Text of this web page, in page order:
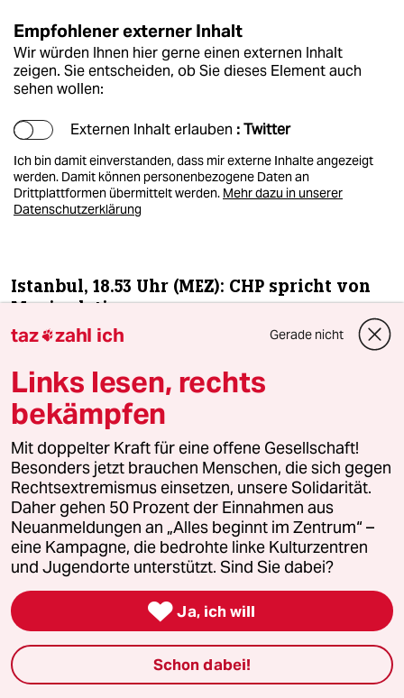
Empfohlener externer Inhalt
Wir würden Ihnen hier gerne einen externen Inhalt
zeigen. Sie entscheiden, ob Sie dieses Element auch
sehen wollen:
Externen Inhalt erlauben : Twitter
Ich bin damit einverstanden, dass mir externe Inhalte angezeigt
werden. Damit können personenbezogene Daten an
Drittplattformen übermittelt werden. Mehr dazu in unserer
Datenschutzerklärung
Istanbul, 18.53 Uhr (MEZ): CHP spricht von
Manipulation
Die größte Oppositionspartei CHP bezeichnete
bisher verkündeten die Teilergebnisse, nach denen
Erdoğan eine satte absolute Mehrheit hat, als
„Manipulation“. Nach den Zahlen, die der CHP
vorliegen, habe Erdogan zu keinem Zeitpunkt 48
Prozent der Stimmen überschritten, sagte CHP-
Sprecher Bülent Tezcan Journalisten in Ankara:
„Das ist eine ganz offene Manipulation.“ Tezcan
rief Wahlbeobachter dazu auf, bis zum Ende der
Auszählungen wachsam zu bleiben: „Verlasst Eure
Auftragsorte nicht, bis diese Sache vorbei ist“, sagte
er. Außerdem lud er Bürger ein, vor die Hohe
Wahlkommission in Ankara zu kommen.(dpa)
taz zahl ich Gerade nicht
Links lesen, rechts
bekämpfen
Mit doppelter Kraft für eine offene Gesellschaft!
Besonders jetzt brauchen Menschen, die sich gegen
Rechtsextremismus einsetzen, unsere Solidarität.
Daher gehen 50 Prozent der Einnahmen aus
Neuanmeldungen an „Alles beginnt im Zentrum“ –
eine Kampagne, die bedrohte linke Kulturzentren
und Jugendorte unterstützt. Sind Sie dabei?
 Ja, ich will
Schon dabei!